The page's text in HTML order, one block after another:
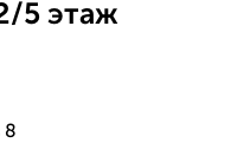
5 этаж
8